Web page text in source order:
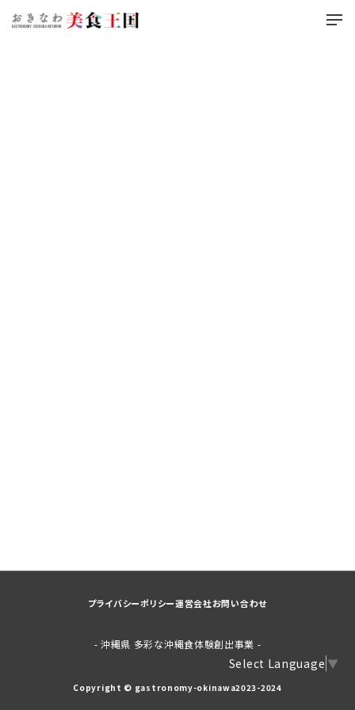
プライバシーポリシー運営会社お問い合わせ
- 沖縄県 多彩な沖縄食体験創出事業 -
Select Language ▼
Copyright © gastronomy-okinawa2023-2024